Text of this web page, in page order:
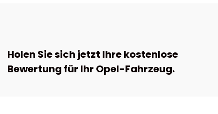
Holen Sie sich jetzt Ihre kostenlose
Bewertung für Ihr Opel-Fahrzeug.